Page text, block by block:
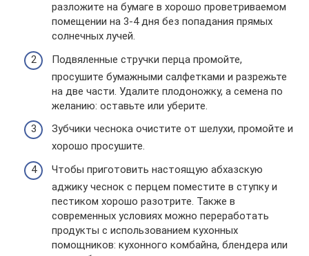
разложите на бумаге в хорошо проветриваемом
помещении на 3-4 дня без попадания прямых
солнечных лучей.
Подвяленные стручки перца промойте,
просушите бумажными салфетками и разрежьте
на две части. Удалите плодоножку, а семена по
желанию: оставьте или уберите.
Зубчики чеснока очистите от шелухи, промойте и
хорошо просушите.
Чтобы приготовить настоящую абхазскую
аджику чеснок с перцем поместите в ступку и
пестиком хорошо разотрите. Также в
современных условиях можно переработать
продукты с использованием кухонных
помощников: кухонного комбайна, блендера или